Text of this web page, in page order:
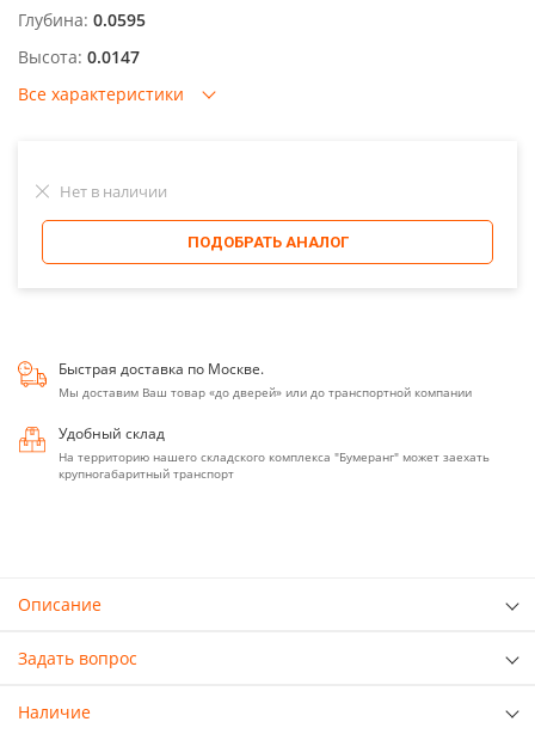
Глубина: 0.0595
Высота: 0.0147
Все характеристики
Нет в наличии
ПОДОБРАТЬ АНАЛОГ
Быстрая доставка по Москве.
Мы доставим Ваш товар «до дверей» или до транспортной компании
Удобный склад
На территорию нашего складского комплекса "Бумеранг" может заехать
крупногабаритный транспорт
Описание
Задать вопрос
Наличие